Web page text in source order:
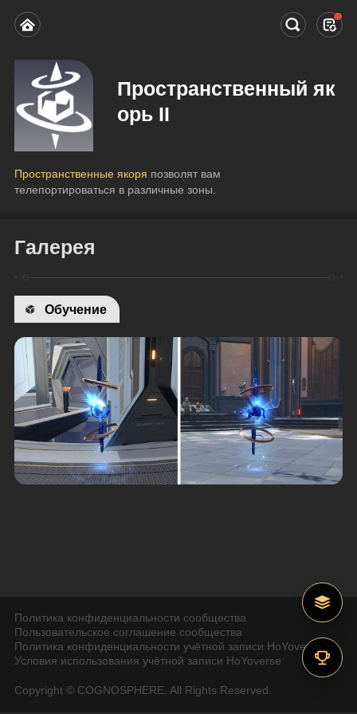
Пространственный як
орь II
Пространственные якоря позволят вам
телепортироваться в различные зоны.
Галерея
Обучение
Политика конфиденциальности сообщества
Пользовательское соглашение сообщества
Политика конфиденциальности учётной записи HoYoverse
Условия использования учётной записи HoYoverse
Copyright © COGNOSPHERE. All Rights Reserved.